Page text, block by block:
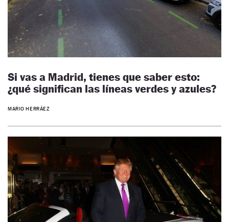
Si vas a Madrid, tienes que saber esto:
¿qué significan las líneas verdes y azules?
MARIO HERRÁEZ